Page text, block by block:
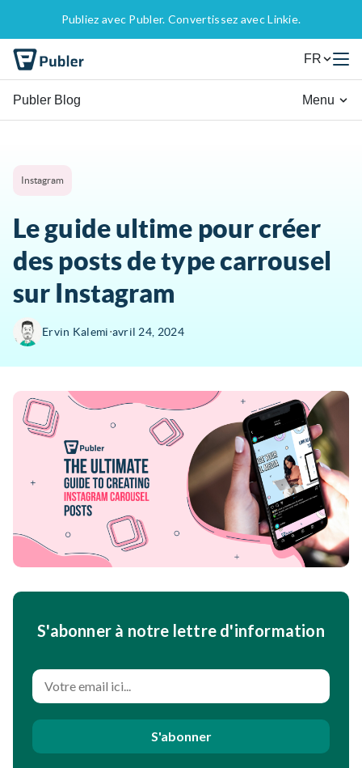
Publiez avec Publer. Convertissez avec Linkie.
FR
Publer Blog Menu
Instagram
Le guide ultime pour créer
des posts de type carrousel
sur Instagram
Ervin Kalemi∙avril 24, 2024
S'abonner à notre lettre d'information
S'abonner